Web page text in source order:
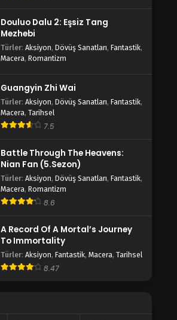
Da Zhu Zai Nian Fan 26.Bölüm
Blm 25 - Aralık 2, 2023
Da Zhu Zai Nian Fan 24.Bölüm
Da Zhu Zai Nian Fan 23.Bölüm
Blm 23 - Kasım 17, 2023
Blm 22 - Kasım 11, 2023
Da Zhu Zai Nian Fan 21.Bölüm
Douluo Dalu 2: Eşsiz Tang
Mezhebi
Türler: Aksiyon, Dövüş Sanatları, Fantastik,
Macera, Romantizm
Guangyin Zhi Wai
Türler: Aksiyon, Dövüş Sanatları, Fantastik,
Macera, Tarihsel
7.5
Battle Through The Heavens:
Nian Fan (5.Sezon)
Türler: Aksiyon, Dövüş Sanatları, Fantastik,
Macera, Romantizm
8.6
A Record Of A Mortal’s Journey
To Immortality
Türler: Aksiyon, Fantastik, Macera, Tarihsel
8.47